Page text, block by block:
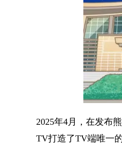
2025年4月，在发布
TV打造了TV端唯一